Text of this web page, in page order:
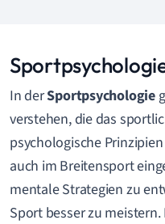
In derSportpsychologie
verstehen, die das
psychologische
auch im Breitensport
mentale Strategien zu
Sport besser zu